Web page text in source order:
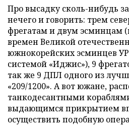
Про высадку сколь-нибудь
нечего и говорить: трем
фрегатам и двум эсминцам
времен Великой
южнокорейских эсминцев
системой «Иджис»), 9
так же 9 ДПЛ одного из
«209/1200». А вот южане,
танкодесантными
выдающимся прикрытием
осуществить подобную